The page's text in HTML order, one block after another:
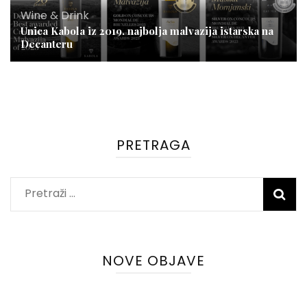
Wine & Drink
Unica Kabola iz 2019. najbolja malvazija istarska na
Decanteru
PRETRAGA
Pretraži:
NOVE OBJAVE